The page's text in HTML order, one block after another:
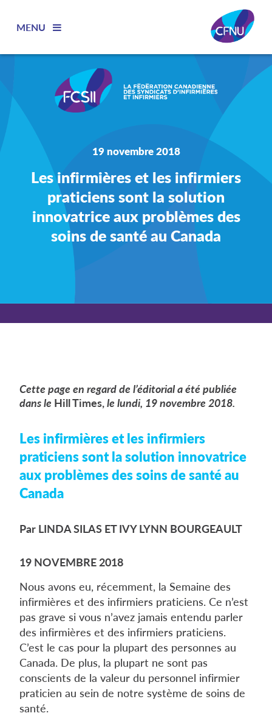
MENU
19 novembre 2018
Les infirmières et les infirmiers
praticiens sont la solution
innovatrice aux problèmes des
soins de santé au Canada
Cette page en regard de l’éditorial a été publiée
dans le Hill Times,le lundi, 19 novembre 2018.
Les infirmières et les infirmiers
praticiens sont la solution innovatrice
aux problèmes des soins de santé au
Canada
Par LINDA SILAS ET IVY LYNN BOURGEAULT
19 NOVEMBRE 2018
Nous avons eu, récemment, la Semaine des
infirmières et des infirmiers praticiens. Ce n’est
pas grave si vous n’avez jamais entendu parler
des infirmières et des infirmiers praticiens.
C’est le cas pour la plupart des personnes au
Canada. De plus, la plupart ne sont pas
conscients de la valeur du personnel infirmier
praticien au sein de notre système de soins de
santé.